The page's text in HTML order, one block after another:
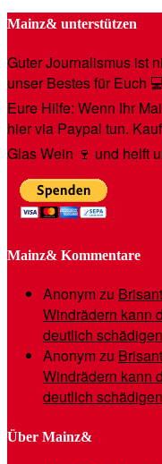
Mainz& unterstützen
Guter Journalismus ist
unser Bestes für Euch
Eure Hilfe: Wenn Ihr
hier via Paypal tun.
Glas Wein 🍷 und helft
Mainz& Kommentare
Anonymzu
Windrädern kann
deutlich schädigen
Anonymzu
Windrädern kann
deutlich schädigen
Über Mainz&